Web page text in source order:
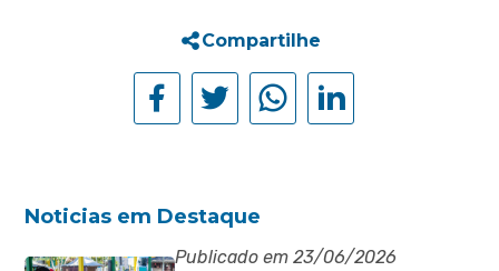
Compartilhe
Noticias em Destaque
Publicado em 23/06/2026